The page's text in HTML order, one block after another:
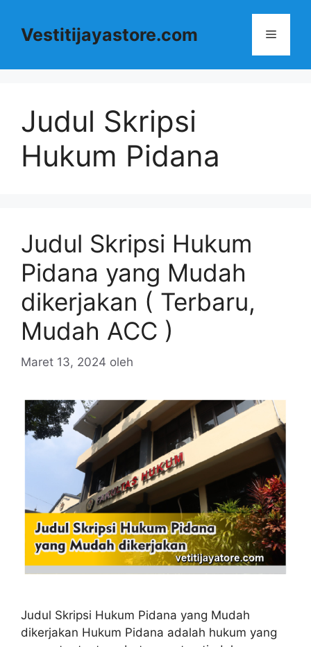
Vestitijayastore.com Menu
Judul Skripsi
Hukum Pidana
Judul Skripsi Hukum
Pidana yang Mudah
dikerjakan ( Terbaru,
Mudah ACC )
Maret 13, 2024 oleh
Judul Skripsi Hukum Pidana yang Mudah
dikerjakan Hukum Pidana adalah hukum yang